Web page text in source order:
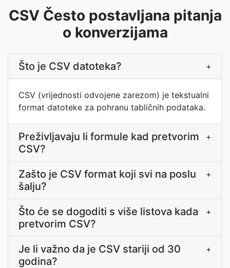
CSV Često postavljana pitanja
o konverzijama
Što je CSV datoteka? +
CSV (vrijednosti odvojene zarezom) je tekstualni
format datoteke za pohranu tabličnih podataka.
Preživljavaju li formule kad pretvorim
CSV?
+
Zašto je CSV format koji svi na poslu
šalju?
+
Što će se dogoditi s više listova kada
pretvorim CSV?
+
Je li važno da je CSV stariji od 30
godina?
+